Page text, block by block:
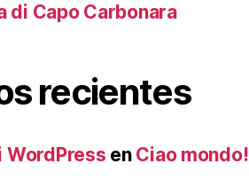
di Capo Carbonara
recientes
WordPress en Ciao mondo!